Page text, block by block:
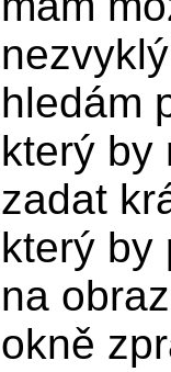
hledám
který by
zadat
který by
na
okně